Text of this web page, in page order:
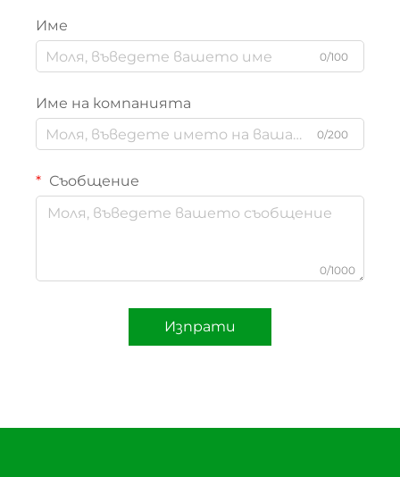
Име
0/100
Име на компанията
0/200
Съобщение
0/1000
Изпрати